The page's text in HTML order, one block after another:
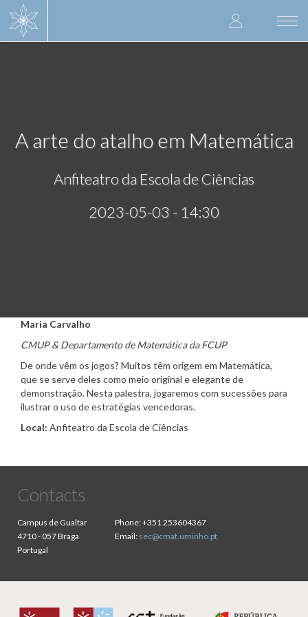
User
account
A arte do atalho em Matemática
Anfiteatro da Escola de Ciências
2023-05-03 - 14:30
Maria Carvalho
CMUP & Departamento de Matemática da FCUP
De onde vêm os jogos? Muitos têm origem em Matemática,
que se serve deles como meio original e elegante de
demonstração. Nesta palestra, jogaremos com sucessões para
ilustrar o uso de estratégias vencedoras.
Local: Anfiteatro da Escola de Ciências
Contacts
Campus de Gualtar
4710 - 057 Braga
Portugal
Phone:+351 253604367
Email: sec@cmat.uminho.pt